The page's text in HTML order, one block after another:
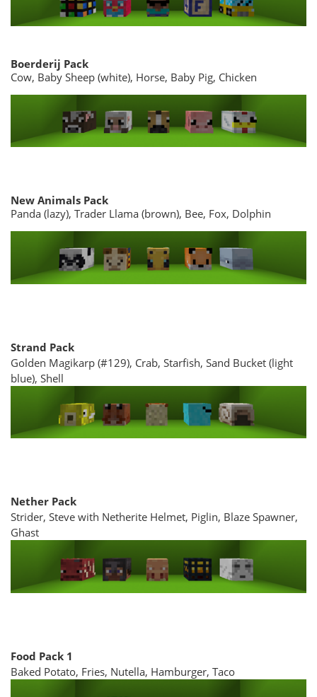
Boerderij Pack
Cow, Baby Sheep (white), Horse, Baby Pig, Chicken
New Animals Pack
Panda (lazy), Trader Llama (brown), Bee, Fox, Dolphin
Strand Pack
Golden Magikarp (#129), Crab, Starfish, Sand Bucket (light
blue), Shell
Nether Pack
Strider, Steve with Netherite Helmet, Piglin, Blaze Spawner,
Ghast
Food Pack 1
Baked Potato, Fries, Nutella, Hamburger, Taco